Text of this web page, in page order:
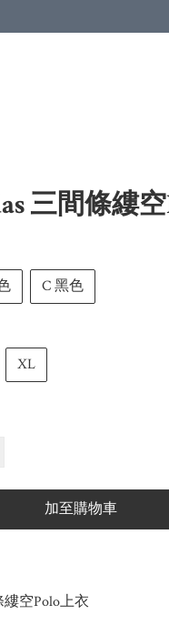
三間條縷
C 黑色
XL
加至購物車
空Polo上衣